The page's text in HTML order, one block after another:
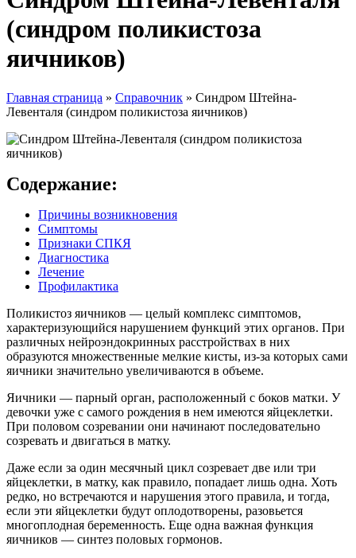
(синдром поликистоза
яичников)
Главная страница » Справочник » Синдром Штейна-
Левенталя (синдром поликистоза яичников)
Содержание:
Причины возникновения
Симптомы
Признаки СПКЯ
Диагностика
Лечение
Профилактика
Поликистоз яичников — целый комплекс симптомов,
характеризующийся нарушением функций этих органов. При
различных нейроэндокринных расстройствах в них
образуются множественные мелкие кисты, из-за которых сами
яичники значительно увеличиваются в объеме.
Яичники — парный орган, расположенный с боков матки. У
девочки уже с самого рождения в нем имеются яйцеклетки.
При половом созревании они начинают последовательно
созревать и двигаться в матку.
Даже если за один месячный цикл созревает две или три
яйцеклетки, в матку, как правило, попадает лишь одна. Хоть
редко, но встречаются и нарушения этого правила, и тогда,
если эти яйцеклетки будут оплодотворены, разовьется
многоплодная беременность. Еще одна важная функция
яичников — синтез половых гормонов.